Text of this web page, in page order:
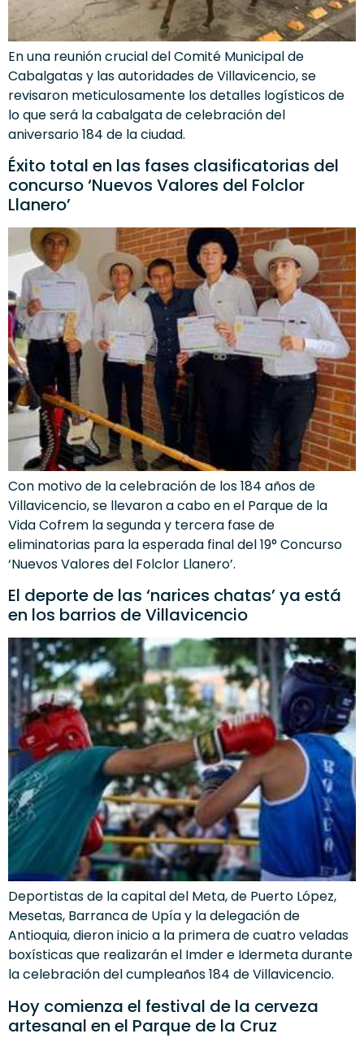
En una reunión crucial del Comité Municipal de
Cabalgatas y las autoridades de Villavicencio, se
revisaron meticulosamente los detalles logísticos de
lo que será la cabalgata de celebración del
aniversario 184 de la ciudad.
Éxito total en las fases clasificatorias del
concurso ‘Nuevos Valores del Folclor
Llanero’
Con motivo de la celebración de los 184 años de
Villavicencio, se llevaron a cabo en el Parque de la
Vida Cofrem la segunda y tercera fase de
eliminatorias para la esperada final del 19° Concurso
‘Nuevos Valores del Folclor Llanero’.
El deporte de las ‘narices chatas’ ya está
en los barrios de Villavicencio
Deportistas de la capital del Meta, de Puerto López,
Mesetas, Barranca de Upía y la delegación de
Antioquia, dieron inicio a la primera de cuatro veladas
boxísticas que realizarán el Imder e Idermeta durante
la celebración del cumpleaños 184 de Villavicencio.
Hoy comienza el festival de la cerveza
artesanal en el Parque de la Cruz